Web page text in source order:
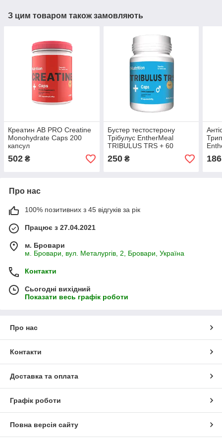
З цим товаром також замовляють
Креатин AB PRO Creatine
Monohydrate Caps 200
капсул
502 ₴
Бустер тестостерону
Трібулус EntherMeal
TRIBULUS TRS + 60
капсул
250₴ 186
Про нас
100% позитивних з 45 відгуків за рік
Працює з 27.04.2021
м. Бровари
м. Бровари, вул. Металургів, 2, Бровари, Україна
Контакти
Сьогодні вихідний
Показати весь графік роботи
Про нас
Контакти
Доставка та оплата
Графік роботи
Повна версія сайту